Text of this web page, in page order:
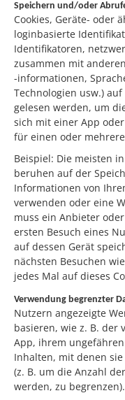
Speichern und/oder
Cookies, Geräte- oder
loginbasierte
Identifikatoren,
zusammen mit
-informationen,
Technologien usw.)
gelesen werden, um
sich mit einer App
für einen oder
Beispiel: Die meisten
beruhen auf der
Informationen von
verwenden oder eine
muss ein Anbieter
ersten Besuch eines
auf dessen Gerät
nächsten Besuchen
jedes Mal auf dieses
Verwendung begrenzter
Nutzern angezeigte
basieren, wie z. B. der
App, ihrem
Inhalten, mit denen
(z. B. um die Anzahl
werden, zu begrenzen).